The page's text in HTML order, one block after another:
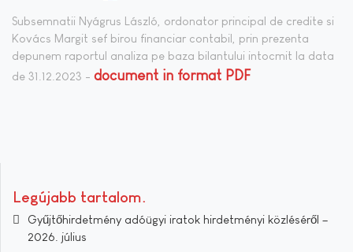
Subsemnatii Nyágrus László, ordonator principal de credite si
Kovács Margit sef birou financiar contabil, prin prezenta
depunem raportul analiza pe baza bilantului intocmit la data
de 31.12.2023 - document in format PDF
Legújabb tartalom
Gyűjtőhirdetmény adóügyi iratok hirdetményi közléséről –
2026. július